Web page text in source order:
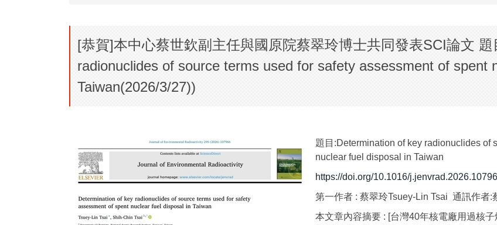
[恭賀]本中心蔡世欽副主任與國原院蔡翠玲博士共同發表SCI論文
radionuclides of source terms used for safety assessment of spent
Taiwan(2026/3/27))
題目:Determination of key radionuclides of
nuclear fuel disposal in Taiwan
https://doi.org/10.1016/
第一作者 : 蔡翠玲Tsuey-Lin Tsai 通訊作者:
本文章內容摘要 : [台灣40年核電廠用過核